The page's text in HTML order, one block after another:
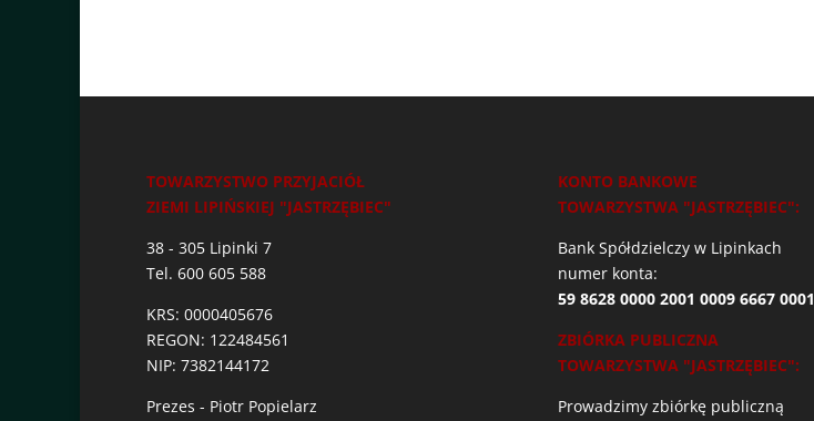
TOWARZYSTWO PRZYJACIÓŁ
ZIEMI LIPIŃSKIEJ "JASTRZĘBIEC"
38 - 305 Lipinki 7
Tel. 600 605 588
KRS: 0000405676
REGON: 122484561
NIP: 7382144172
Prezes - Piotr Popielarz
KONTO BANKOWE
TOWARZYSTWA "JASTRZĘBIEC":
Bank Spółdzielczy w Lipinkach
numer konta:
59 8628 0000 2001 0009 6667 0001
ZBIÓRKA PUBLICZNA
TOWARZYSTWA "JASTRZĘBIEC":
Prowadzimy zbiórkę publiczną